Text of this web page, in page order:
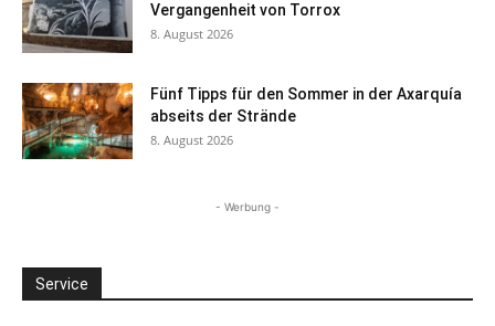
Vergangenheit von Torrox
8. August 2026
Fünf Tipps für den Sommer in der Axarquía
abseits der Strände
8. August 2026
- Werbung -
Service